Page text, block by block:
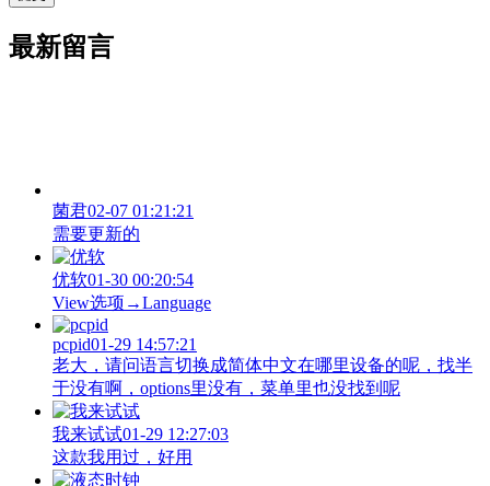
最新留言
菌君02-07 01:21:21
需要更新的
优软01-30 00:20:54
View‌选项→Language
pcpid01-29 14:57:21
老大，请问语言切换成简体中文在哪里设备的呢，找半
于没有啊，options里没有，菜单里也没找到呢
我来试试01-29 12:27:03
这款我用过，好用